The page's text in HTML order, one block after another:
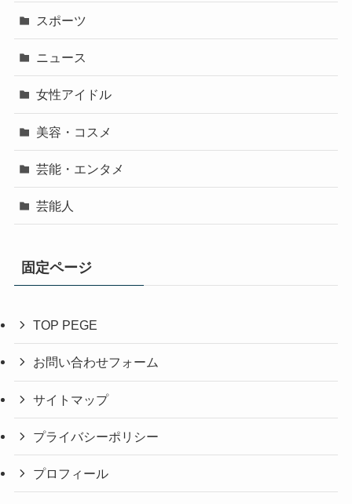
スポーツ
ニュース
女性アイドル
美容・コスメ
芸能・エンタメ
芸能人
固定ページ
TOP PEGE
お問い合わせフォーム
サイトマップ
プライバシーポリシー
プロフィール